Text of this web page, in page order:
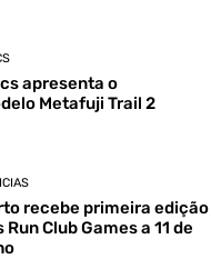
apresenta o
Metafuji Trail 2
recebe primeira edição
Run Club Games a 11 de